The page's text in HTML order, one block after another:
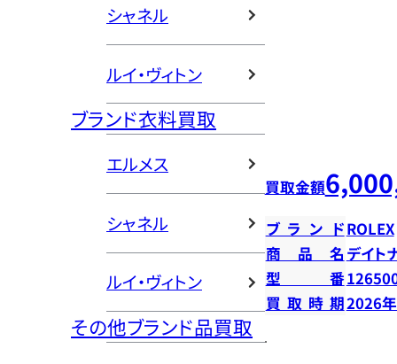
シャネル
ルイ・ヴィトン
ブランド衣料買取
エルメス
シャネル
ルイ・ヴィトン
その他ブランド品買取
買取金額
ブランドROLEX
商品名 デイ
型番
買取時期2026